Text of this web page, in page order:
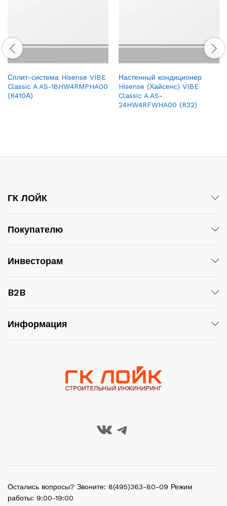
Сплит-система Hisense VIBE
Classic A AS-18HW4RMPHA00
(R410А)
Настенный кондиционер
Hisense (Хайсенс) VIBE
Classic A AS-
24HW4RFWHA00 (R32)
ГК ЛОЙК
Покупателю
Инвесторам
B2B
Информация
Остались вопросы? Звоните: 8(495)363-80-09 Режим
работы: 9:00-19:00